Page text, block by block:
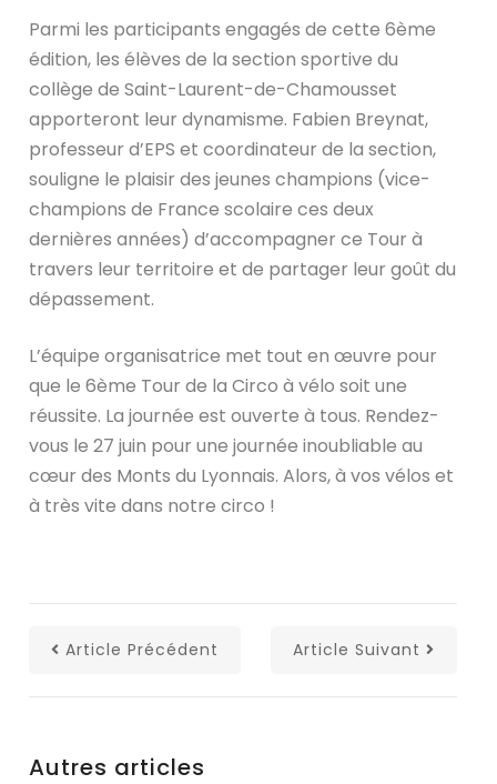
Parmi les participants engagés de cette 6ème
édition, les élèves de la section sportive du
collège de Saint-Laurent-de-Chamousset
apporteront leur dynamisme. Fabien Breynat,
professeur d’EPS et coordinateur de la section,
souligne le plaisir des jeunes champions (vice-
champions de France scolaire ces deux
dernières années) d’accompagner ce Tour à
travers leur territoire et de partager leur goût du
dépassement.
L’équipe organisatrice met tout en œuvre pour
que le 6ème Tour de la Circo à vélo soit une
réussite. La journée est ouverte à tous. Rendez-
vous le 27 juin pour une journée inoubliable au
cœur des Monts du Lyonnais. Alors, à vos vélos et
à très vite dans notre circo !
Article Précédent Article Suivant
Autres articles